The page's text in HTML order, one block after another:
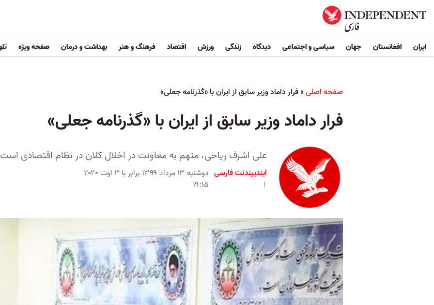
ایران افغانستان جهان سیاسی و اجتماعی دیدگاه زندگی ورزش اقتصاد فرهنگ و هنر بهداشت و درمان صفحه ویژه
صفحه اصلی»فرار داماد وزیر سابق از ایران با «گذرنامه جعلی»
فرار داماد وزیر سابق از ایران با «گذرنامه جعلی»
علی اشرف ریاحی، متهم به معاونت در اخلال کلان در نظام اقتصادی است
ایندیپندنت فارسی
دوشنبه ۱۳ مرداد ۱۳۹۹ برابر با ۳ اوت ۲۰۲۰
۱۹:۱۵